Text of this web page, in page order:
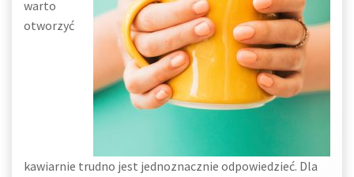
warto
otworzyć
kawiarnie trudno jest jednoznacznie odpowiedzieć. Dla